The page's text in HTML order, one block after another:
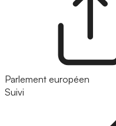
Parlement européen
Suivi